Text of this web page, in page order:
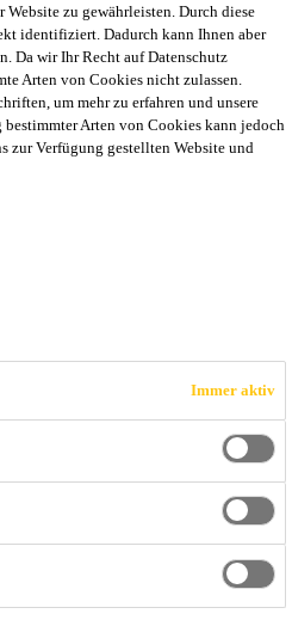
Sikafloor®-410
Versiegelung auf
zu gewährleisten. Durch diese
identifiziert. Dadurch kann Ihnen aber
Da wir Ihr Recht auf Datenschutz
Arten von Cookies nicht zulassen.
um mehr zu erfahren und unsere
Arten von Cookies kann jedoch
zur Verfügung gestellten Website und
Immer aktiv